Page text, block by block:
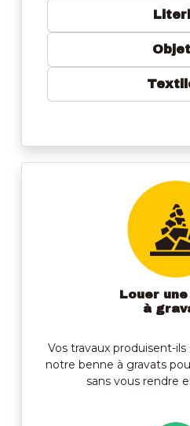
Louer
à
Vos travaux produisent-
notre benne à gravats
sans vous rendre